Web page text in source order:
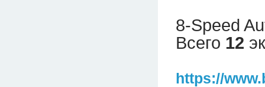
8-Speed
Всего 12
https://